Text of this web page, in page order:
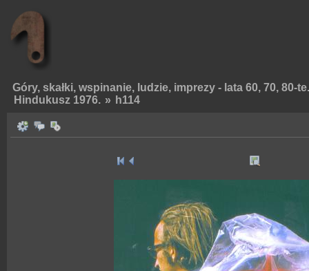
Góry, skałki, wspinanie, ludzie, imprezy - lata 60, 70, 80-te.
Hindukusz 1976. » h114